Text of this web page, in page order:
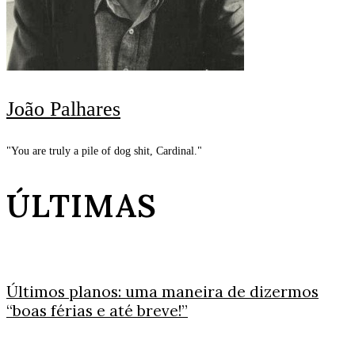
João Palhares
"You are truly a pile of dog shit, Cardinal."
ÚLTIMAS
Últimos planos: uma maneira de dizermos
“boas férias e até breve!”